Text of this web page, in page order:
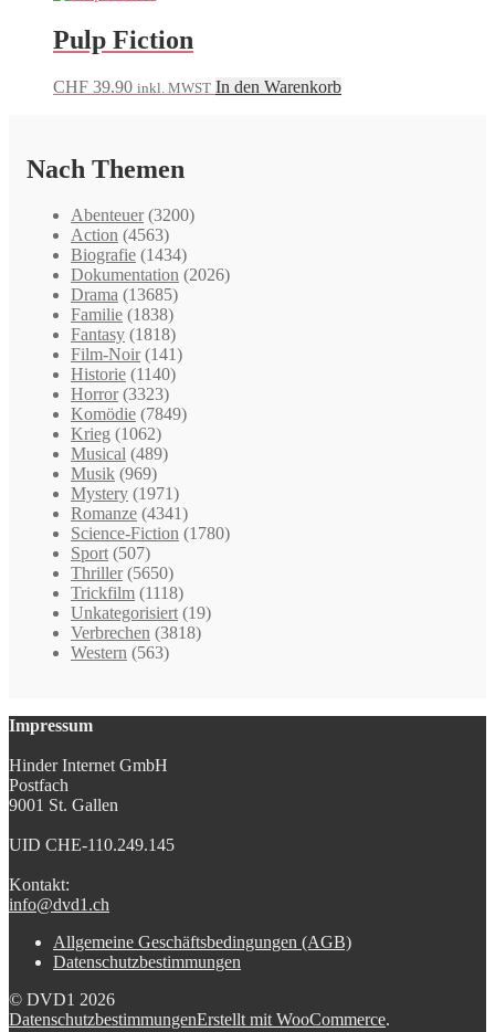
Pulp Fiction
CHF 39.90 inkl. MWST In den Warenkorb
Nach Themen
Abenteuer (3200)
Action (4563)
Biografie (1434)
Dokumentation (2026)
Drama (13685)
Familie (1838)
Fantasy (1818)
Film-Noir (141)
Historie (1140)
Horror (3323)
Komödie (7849)
Krieg (1062)
Musical (489)
Musik (969)
Mystery (1971)
Romanze (4341)
Science-Fiction (1780)
Sport (507)
Thriller (5650)
Trickfilm (1118)
Unkategorisiert (19)
Verbrechen (3818)
Western (563)
Impressum
Hinder Internet GmbH
Postfach
9001 St. Gallen
UID CHE-110.249.145
Kontakt:
info@dvd1.ch
Allgemeine Geschäftsbedingungen (AGB)
Datenschutzbestimmungen
© DVD1 2026
DatenschutzbestimmungenErstellt mit WooCommerce.